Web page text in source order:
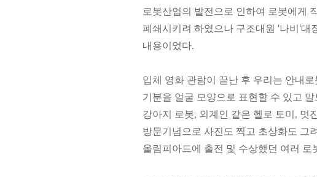
로봇산업의 발전으로 인하여 로봇에게
폐쇄시키려 하였으나 구조대원 ‘나비’
내용이었다.
입체 영화 관람이 끝난 후 우리는 안내
기분을 얼굴 모양으로 표현할 수 있고
강아지 로봇, 외계인 같은 헬로 토미, 멋
방문기념으로 사진도 찍고 초상화도 그
올림피아드에 출전 및 수상했던 여러 로